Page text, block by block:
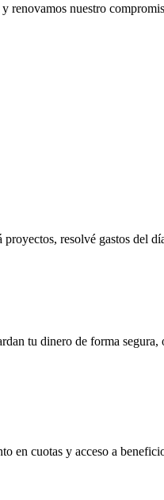
renovamos nuestro
resolvé gastos del
tu dinero de forma
en cuotas y acceso a